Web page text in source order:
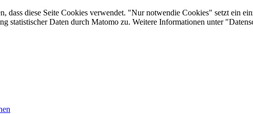
dass diese Seite Cookies verwendet. "Nur notwendie Cookies" setzt ein
statistischer Daten durch Matomo zu. Weitere Informationen unter